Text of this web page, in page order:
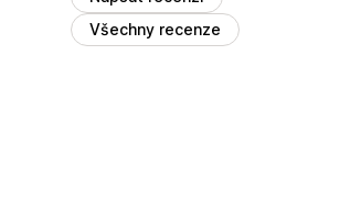
Všechny recenze